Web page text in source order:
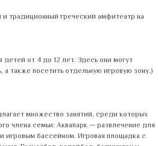
традиционный греческий амфитеатр на
от 4 до 12 лет. Здесь они могут
также посетить отдельную игровую зону.)
множество занятий, среди которых
члена семьи: Аквапарк — развлечение для
игровым бассейном. Игровая площадка с